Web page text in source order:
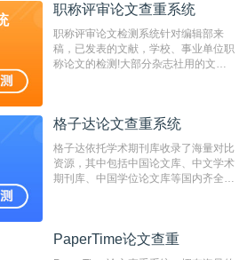
检测速度快、精度高，市场反映良好。
职称评审论文查重系统
职称评审论文检测系统针对编辑部来
稿，已发表的文献，学校、事业单位职
称论文的检测!大部分杂志社用的文献
编辑部检测来稿和已发表的文献,检测
测时注意填写第一作者,才能排除已发
表文献复制比。（限制字符数1万）
格子达论文查重系统
格子达依托学术期刊库收录了海量对比
资源，其中包括中国论文库、中文学术
期刊库、中国学位论文库等国内齐全的
系统，可检测中文、英文两种语言的论
PaperTime论文查重